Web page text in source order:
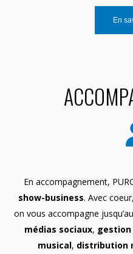
En
En accompagnement,
show-business. Avec
on vous accompagne
médias sociaux, gestion
musical, distribution